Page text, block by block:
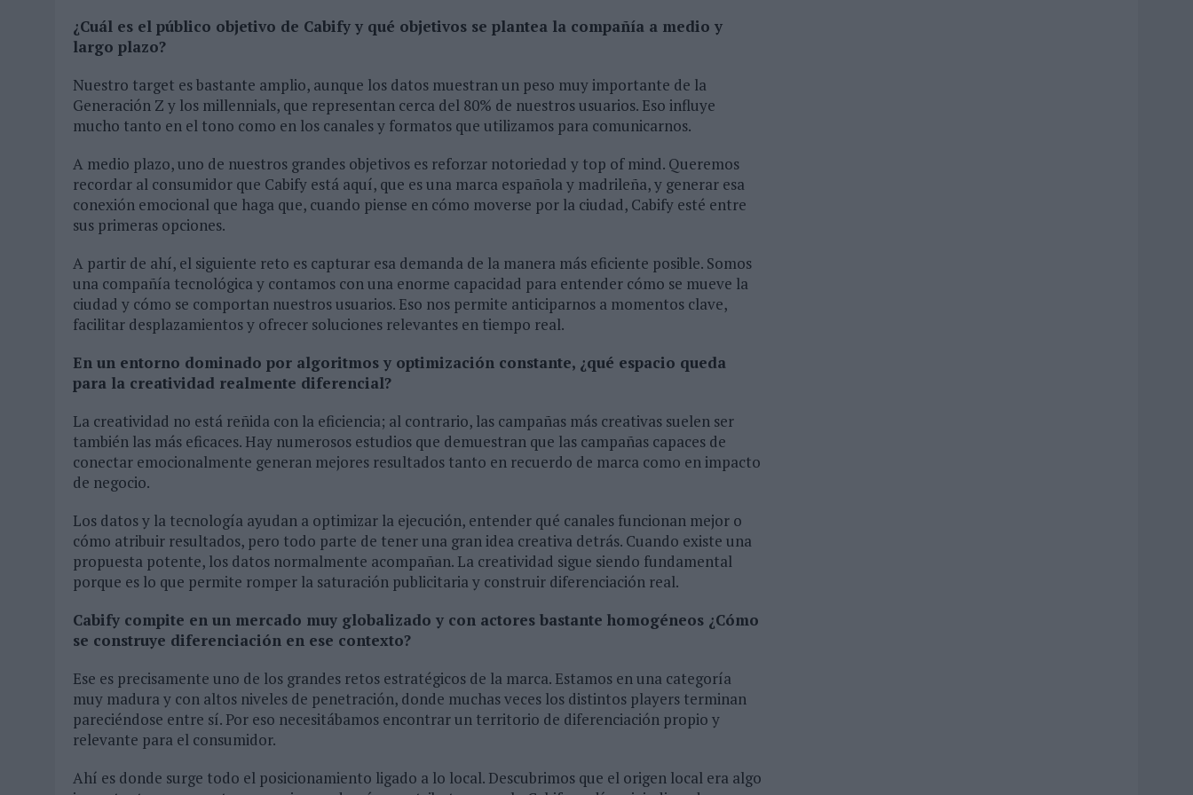
¿Cuál es el público objetivo de Cabify y qué objetivos se plantea la compañía a medio y
largo plazo?
Nuestro target es bastante amplio, aunque los datos muestran un peso muy importante de la
Generación Z y los millennials, que representan cerca del 80% de nuestros usuarios. Eso influye
mucho tanto en el tono como en los canales y formatos que utilizamos para comunicarnos.
A medio plazo, uno de nuestros grandes objetivos es reforzar notoriedad y top of mind. Queremos
recordar al consumidor que Cabify está aquí, que es una marca española y madrileña, y generar esa
conexión emocional que haga que, cuando piense en cómo moverse por la ciudad, Cabify esté entre
sus primeras opciones.
A partir de ahí, el siguiente reto es capturar esa demanda de la manera más eficiente posible. Somos
una compañía tecnológica y contamos con una enorme capacidad para entender cómo se mueve la
ciudad y cómo se comportan nuestros usuarios. Eso nos permite anticiparnos a momentos clave,
facilitar desplazamientos y ofrecer soluciones relevantes en tiempo real.
En un entorno dominado por algoritmos y optimización constante, ¿qué espacio queda
para la creatividad realmente diferencial?
La creatividad no está reñida con la eficiencia; al contrario, las campañas más creativas suelen ser
también las más eficaces. Hay numerosos estudios que demuestran que las campañas capaces de
conectar emocionalmente generan mejores resultados tanto en recuerdo de marca como en impacto
de negocio.
Los datos y la tecnología ayudan a optimizar la ejecución, entender qué canales funcionan mejor o
cómo atribuir resultados, pero todo parte de tener una gran idea creativa detrás. Cuando existe una
propuesta potente, los datos normalmente acompañan. La creatividad sigue siendo fundamental
porque es lo que permite romper la saturación publicitaria y construir diferenciación real.
Cabify compite en un mercado muy globalizado y con actores bastante homogéneos ¿Cómo
se construye diferenciación en ese contexto?
Ese es precisamente uno de los grandes retos estratégicos de la marca. Estamos en una categoría
muy madura y con altos niveles de penetración, donde muchas veces los distintos players terminan
pareciéndose entre sí. Por eso necesitábamos encontrar un territorio de diferenciación propio y
relevante para el consumidor.
Ahí es donde surge todo el posicionamiento ligado a lo local. Descubrimos que el origen local era algo